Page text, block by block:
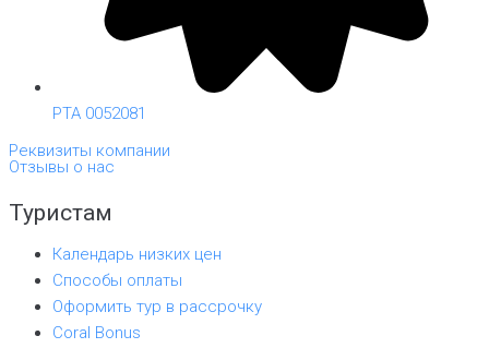
РТА 0052081
Реквизиты компании
Отзывы о нас
Туристам
Календарь низких цен
Способы оплаты
Оформить тур в рассрочку
Coral Bonus